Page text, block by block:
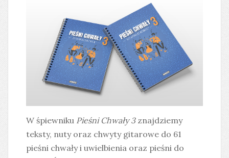
W śpiewniku Pieśni Chwały 3znajdziemy
teksty, nuty oraz chwyty gitarowe do 61
pieśni chwały i uwielbienia oraz pieśni do